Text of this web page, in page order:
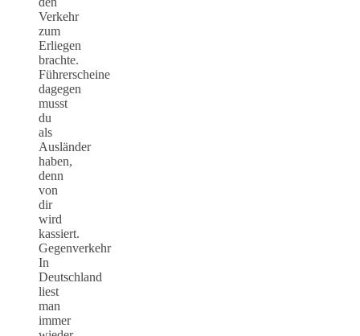
Verkehr
zum
Erliegen
brachte.
Führerscheine
dagegen
musst
du
als
Ausländer
haben,
denn
von
dir
wird
kassiert.
Gegenverkehr
In
Deutschland
liest
man
immer